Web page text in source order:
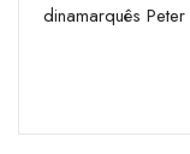
dinamarquês